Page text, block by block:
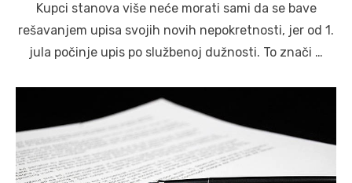
Kupci stanova više neće morati sami da se bave
rešavanjem upisa svojih novih nepokretnosti, jer od 1.
jula počinje upis po službenoj dužnosti. To znači …